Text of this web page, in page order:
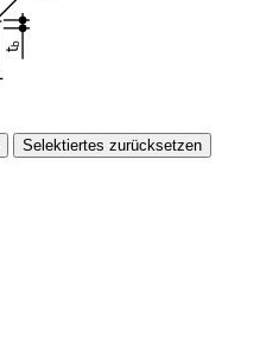
t
b
Selektiertes zurücksetzen